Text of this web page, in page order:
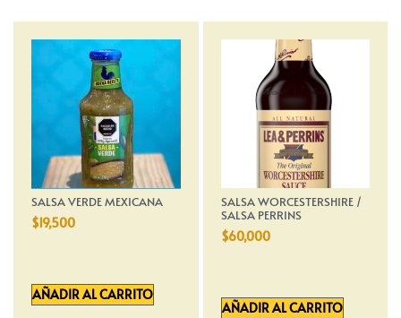
SALSA VERDE MEXICANA
$19,500
AÑADIR AL CARRITO
SALSA WORCESTERSHIRE /
SALSA PERRINS
$60,000
AÑADIR AL CARRITO